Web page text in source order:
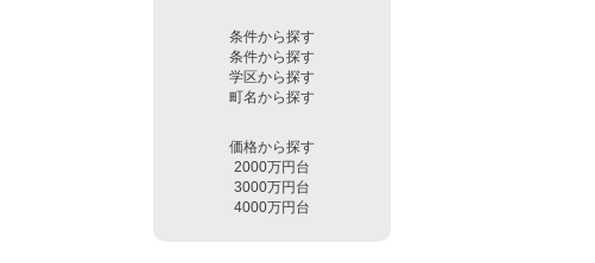
条件から探す
条件から探す
学区から探す
町名から探す
価格から探す
2000万円台
3000万円台
4000万円台